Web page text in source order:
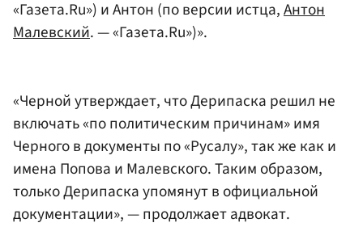
«Газета.Ru») и Антон (по версии истца,Антон
Малевский. — «Газета.Ru»)».
«Черной утверждает, что Дерипаска решил не
включать «по политическим причинам» имя
Черного в документы по «Русалу», так же как и
имена Попова и Малевского. Таким образом,
только Дерипаска упомянут в официальной
документации», — продолжает адвокат.